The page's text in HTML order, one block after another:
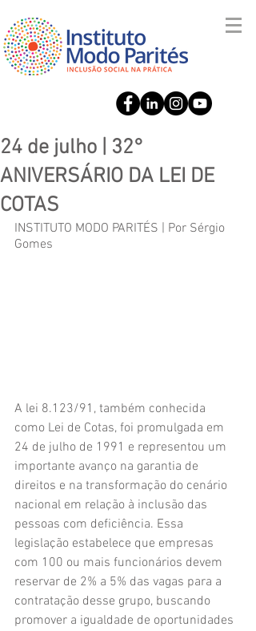
24 de julho | 32°
ANIVERSÁRIO DA LEI DE
COTAS
INSTITUTO MODO PARITÉS | Por Sérgio
Gomes
A lei 8.123/91, também conhecida
como Lei de Cotas, foi promulgada em
24 de julho de 1991 e representou um
importante avanço na garantia de
direitos e na transformação do cenário
nacional em relação à inclusão das
pessoas com deficiência. Essa
legislação estabelece que empresas
com 100 ou mais funcionários devem
reservar de 2% a 5% das vagas para a
contratação desse grupo, buscando
promover a igualdade de oportunidades